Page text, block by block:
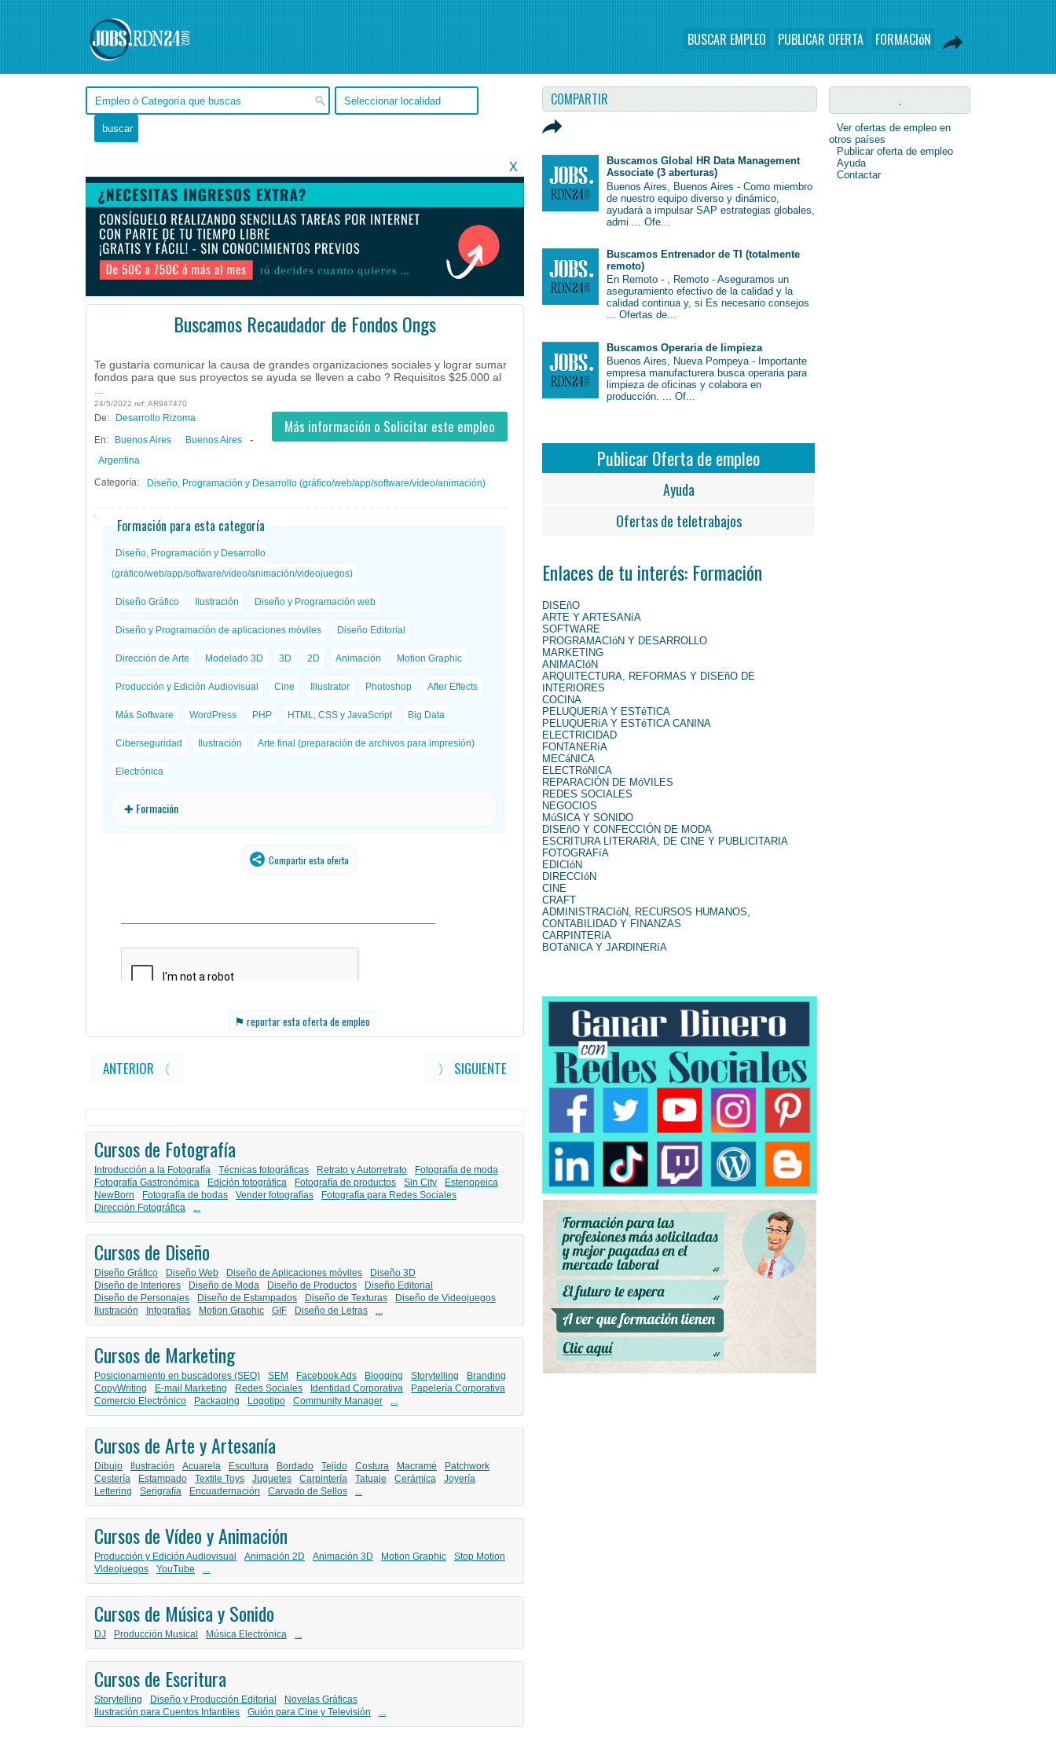
BUSCAR EMPLEO PUBLICAR OFERTA FORMACIóN
X
Buscamos Recaudador de Fondos Ongs
Te gustaría comunicar la causa de grandes organizaciones sociales y lograr sumar
fondos para que sus proyectos se ayuda se lleven a cabo ? Requisitos $25.000 al
24/5/2022 ref: AR947470
Más información o Solicitar este empleo
De: Desarrollo Rizoma
En: Buenos Aires Buenos Aires -
Argentina
Categoría:
Diseño, Programación y Desarrollo (gráfico/web/app/software/vídeo/animación)
Formación para esta categoría
Diseño, Programación y Desarrollo
(gráfico/web/app/software/vídeo/animación/videojuegos)
Diseño Gráfico Ilustración Diseño y Programación web
Diseño y Programación de aplicaciones móviles Diseño Editorial
Dirección de Arte Modelado 3D 3D 2D Animación Motion Graphic
Producción y Edición Audiovisual Cine Illustrator Photoshop After Effects
Más Software WordPress PHP HTML, CSS y JavaScript Big Data
Ciberseguridad Ilustración Arte final (preparación de archivos para impresión)
Electrónica
✚ Formación
Compartir esta oferta
⚑ reportar esta oferta de empleo
ANTERIOR 〈 〉 SIGUIENTE
Cursos de Fotografía
Introducción a la Fotografía Técnicas fotográficas Retrato y Autorretrato
Fotografía de moda
Fotografía Gastronómica
Edición fotográfica Fotografía de productos Sin City
Estenopeica
NewBorn
Fotografía de bodas Vender fotografías
Fotografía para Redes Sociales
Dirección Fotográfica
...
Cursos de Diseño
Diseño Gráfico Diseño Web Diseño de Aplicaciones móviles
Diseño 3D
Diseño de Interiores
Diseño de Moda Diseño de Productos
Diseño Editorial
Diseño de Personajes
Diseño de Estampados Diseño de Texturas
Diseño de Videojuegos
Ilustración
Infografías Motion Graphic GIF Diseño de Letras ...
Cursos de Marketing
Posicionamiento en buscadores (SEO) SEM Facebook Ads Blogging Storytelling
Branding
CopyWriting
E-mail Marketing Redes Sociales Identidad Corporativa
Papelería Corporativa
Comercio Electrónico
Packaging Logotipo Community Manager ...
Cursos de Arte y Artesanía
Dibujo Ilustración Acuarela Escultura Bordado Tejido Costura Macramé
Patchwork
Cestería
Estampado Textile Toys Juguetes Carpintería Tatuaje Cerámica
Joyería
Lettering
Serigrafía Encuadernación Carvado de Sellos ...
Cursos de Vídeo y Animación
Producción y Edición Audiovisual Animación 2D Animación 3D Motion Graphic
Stop Motion
Videojuegos
YouTube ...
Cursos de Música y Sonido
DJ Producción Musical Música Electrónica ...
Cursos de Escritura
Storytelling Diseño y Producción Editorial
Novelas Gráficas
Ilustración para Cuentos Infantiles
Guión para Cine y Televisión ...
COMPARTIR
Buscamos Global HR Data Management
Associate (3 aberturas)
Buenos Aires, Buenos Aires - Como miembro
de nuestro equipo diverso y dinámico,
ayudará a impulsar SAP estrategias globales,
admi ... Ofe...
Buscamos Entrenador de TI (totalmente
remoto)
En Remoto - , Remoto - Aseguramos un
aseguramiento efectivo de la calidad y la
calidad continua y, si Es necesario consejos
... Ofertas de...
Buscamos Operaria de limpieza
Buenos Aires, Nueva Pompeya - Importante
empresa manufacturera busca operaria para
limpieza de oficinas y colabora en
producción. ... Of...
Publicar Oferta de empleo
Ayuda
Ofertas de teletrabajos
Enlaces de tu interés: Formación
DISEñO
ARTE Y ARTESANíA
SOFTWARE
PROGRAMACIóN Y DESARROLLO
MARKETING
ANIMACIóN
ARQUITECTURA, REFORMAS Y DISEñO DE
INTERIORES
COCINA
PELUQUERíA Y ESTéTICA
PELUQUERíA Y ESTéTICA CANINA
ELECTRICIDAD
FONTANERíA
MECáNICA
ELECTRóNICA
REPARACIÓN DE MóVILES
REDES SOCIALES
NEGOCIOS
MúSICA Y SONIDO
DISEñO Y CONFECCIÓN DE MODA
ESCRITURA LITERARIA, DE CINE Y PUBLICITARIA
FOTOGRAFíA
EDICIóN
DIRECCIóN
CINE
CRAFT
ADMINISTRACIóN, RECURSOS HUMANOS,
CONTABILIDAD Y FINANZAS
CARPINTERíA
BOTáNICA Y JARDINERíA
.
Ver ofertas de empleo en
otros países
Publicar oferta de empleo
Ayuda
Contactar